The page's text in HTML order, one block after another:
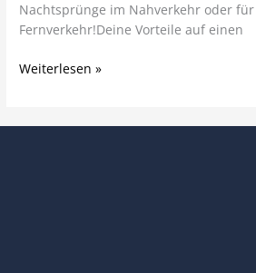
Nachtsprünge im Nahverkehr oder
Fernverkehr!Deine Vorteile auf einen
Weiterlesen »